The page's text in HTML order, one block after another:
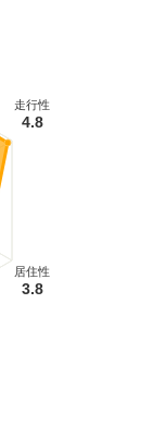
走行性
4.8
居住性
3.8